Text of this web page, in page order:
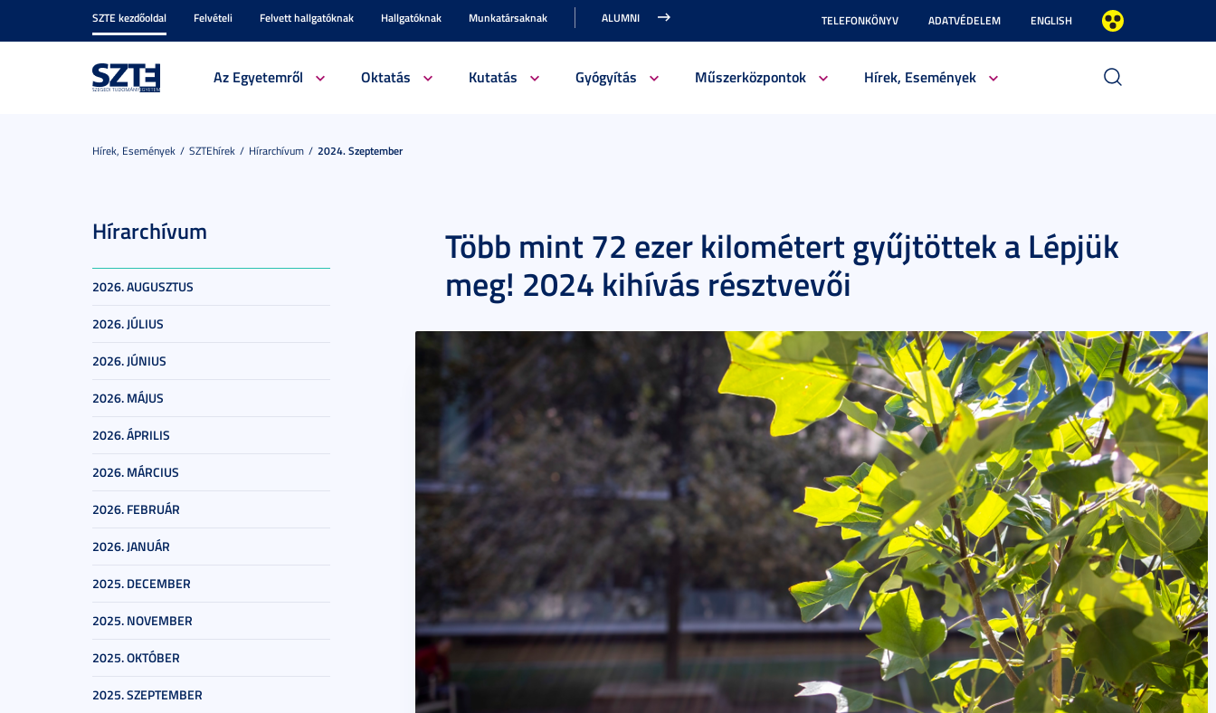
SZTE kezdőoldal Felvételi Felvett hallgatóknak Hallgatóknak Munkatársaknak ALUMNI TELEFONKÖNYV ADATVÉDELEM ENGLISH
Az Egyetemről Oktatás Kutatás Gyógyítás Műszerközpontok Hírek, Események
Hírek, Események SZTEhírek Hírarchívum 2024. Szeptember
Hírarchívum
2026. AUGUSZTUS
2026. JÚLIUS
2026. JÚNIUS
2026. MÁJUS
2026. ÁPRILIS
2026. MÁRCIUS
2026. FEBRUÁR
2026. JANUÁR
2025. DECEMBER
2025. NOVEMBER
2025. OKTÓBER
2025. SZEPTEMBER
Több mint 72 ezer kilométert gyűjtöttek a Lépjük
meg! 2024 kihívás résztvevői